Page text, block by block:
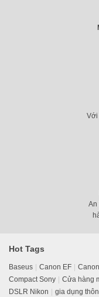
Với
An
Hot Tags
Baseus Canon EF
Compact Sony
Cửa hàng
DSLR Nikon
gia dụng